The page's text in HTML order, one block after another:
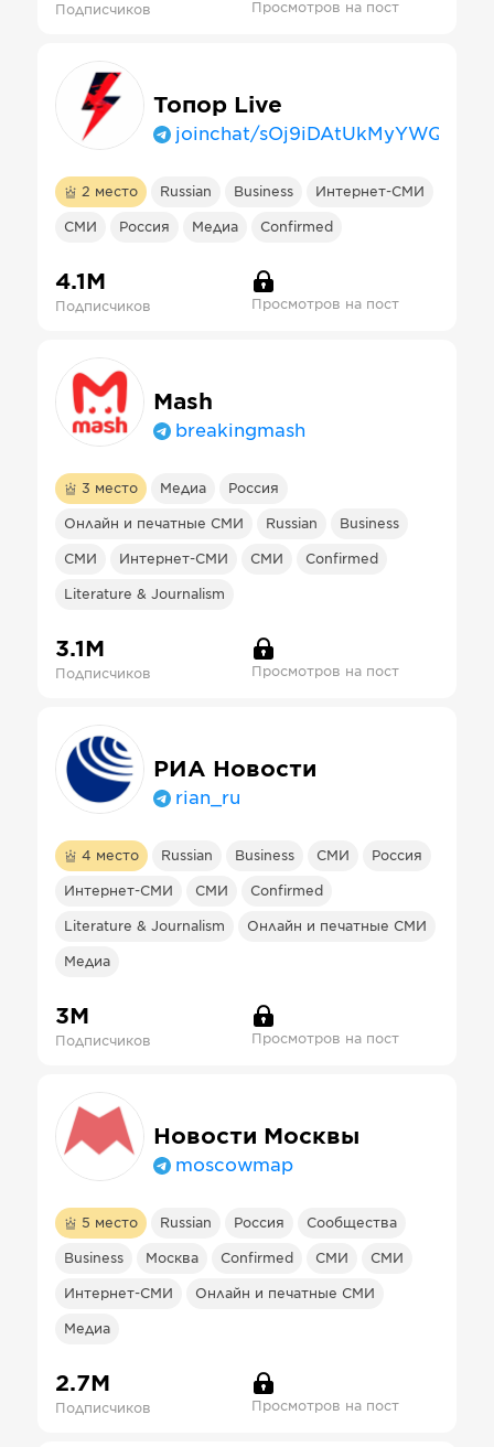
Подписчиков Просмотров на пост
Топор Live
joinchat/sOj9iDAtUkMyYWQy
2 место Russian Business Интернет-СМИ
СМИ Россия Медиа Confirmed
4.1М
Подписчиков Просмотров на пост
Mash
breakingmash
3 место Медиа Россия
Онлайн и печатные СМИ Russian Business
СМИ Интернет-СМИ СМИ Confirmed
Literature & Journalism
3.1М
Подписчиков Просмотров на пост
РИА Новости
rian_ru
4 место Russian Business СМИ Россия
Интернет-СМИ СМИ Confirmed
Literature & Journalism Онлайн и печатные СМИ
Медиа
3М
Подписчиков Просмотров на пост
Новости Москвы
moscowmap
5 место Russian Россия Сообщества
Business Москва Confirmed СМИ СМИ
Интернет-СМИ Онлайн и печатные СМИ
Медиа
2.7М
Подписчиков Просмотров на пост